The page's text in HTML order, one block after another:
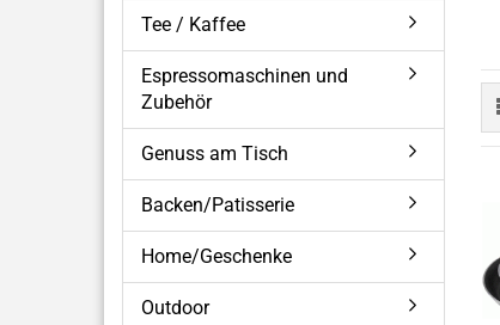
Tee / Kaffee
Espressomaschinen und
Zubehör
Genuss am Tisch
Backen/Patisserie
Home/Geschenke
Outdoor